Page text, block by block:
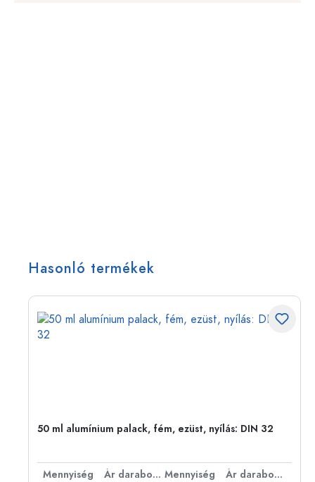
Hasonló termékek
50 ml alumínium palack, fém, ezüst, nyílás: DIN 32
Mennyiség Ár darabonként Mennyiség
Ár darabonként